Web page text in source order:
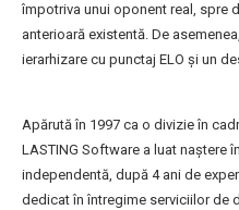
împotriva unui oponent real, spre
anterioară existentă. De
ierarhizare cu punctaj ELO şi un
Apărută în 1997 ca o divizie în
LASTING Software a luat naştere
independentă, după 4 ani de
dedicat în întregime serviciilor de